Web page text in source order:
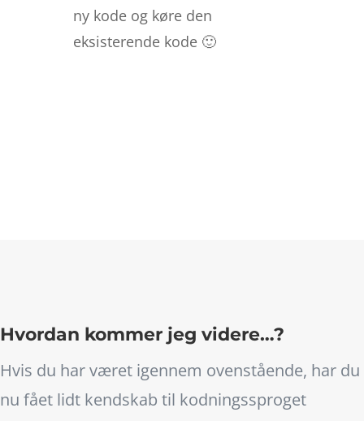
ny kode og køre den
eksisterende kode 🙂
Hvordan kommer jeg videre…?
Hvis du har været igennem ovenstående, har du
nu fået lidt kendskab til kodningssproget